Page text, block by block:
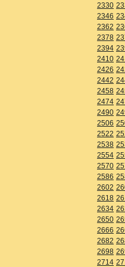
2330
2346
2362
2378
2394
2410
2426
2442
2458
2474
2490
2506
2522
2538
2554
2570
2586
2602
2618
2634
2650
2666
2682
2698
2714